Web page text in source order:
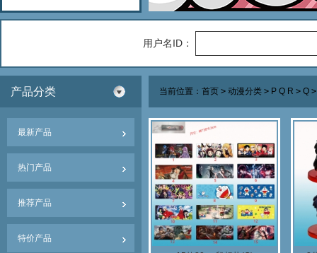
用户名ID：
产品分类
最新产品
热门产品
推荐产品
特价产品
当前位置： 首页 > 动漫分类 > P Q R > Q >